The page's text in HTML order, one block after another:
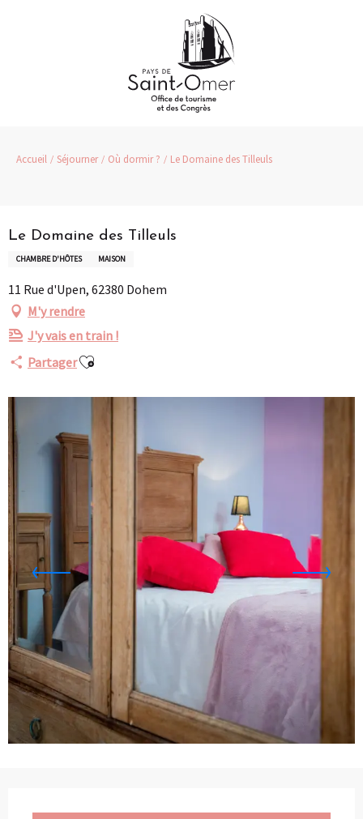
Accueil Séjourner Où dormir ? Le Domaine des Tilleuls
Le Domaine des Tilleuls
CHAMBRE D'HÔTES MAISON
11 Rue d'Upen, 62380 Dohem
M'y rendre
J'y vais en train !
PartagerAjouter aux favoris